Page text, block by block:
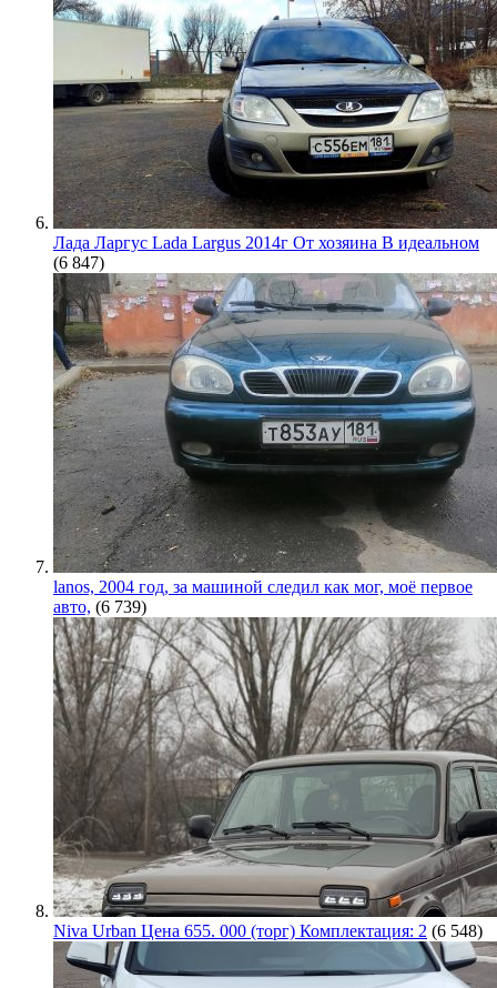
Лада Ларгус Lada Largus 2014г От хозяина В идеальном
(6 847)
lanos, 2004 год, за машиной следил как мог, моё первое
авто, (6 739)
Niva Urban Цена 655. 000 (торг) Комплектация: 2 (6 548)